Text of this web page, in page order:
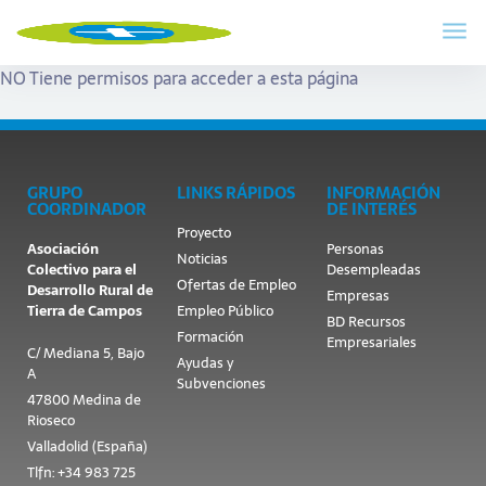
NO Tiene permisos para acceder a esta página
GRUPO
COORDINADOR
Asociación
Colectivo para el
Desarrollo Rural de
Tierra de Campos
C/ Mediana 5, Bajo
A
47800 Medina de
Rioseco
Valladolid (España)
Tlfn: +34 983 725
LINKS RÁPIDOS
Proyecto
Noticias
Ofertas de Empleo
Empleo Público
Formación
Ayudas y
Subvenciones
INFORMACIÓN
DE INTERÉS
Personas
Desempleadas
Empresas
BD Recursos
Empresariales